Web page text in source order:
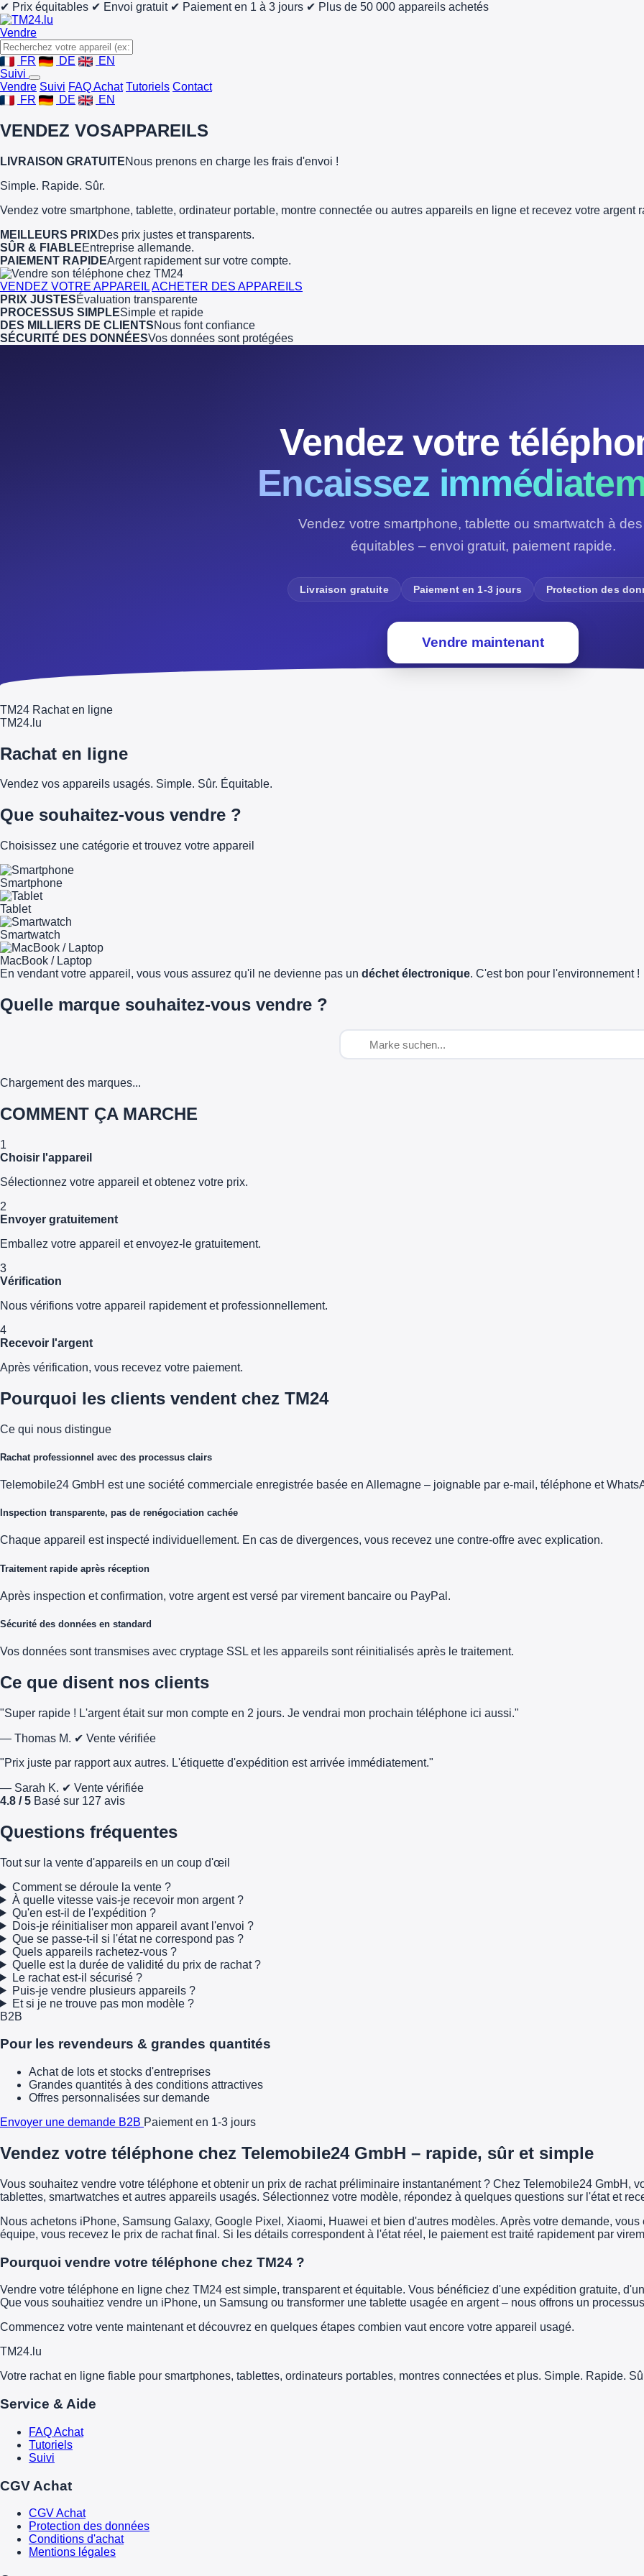
✔ Prix équitables ✔ Envoi gratuit ✔ Paiement en 1 à 3 jours ✔ Plus de 50 000 appareils achetés
Vendre
FR DE
EN
Suivi
Vendre Suivi FAQ Achat Tutoriels Contact
FR
DE EN
VENDEZ VOSAPPAREILS
LIVRAISON GRATUITENous prenons en charge les frais d'envoi !
Simple. Rapide. Sûr.
Vendez votre smartphone, tablette, ordinateur portable, montre connectée ou autres appareils en ligne et recevez votre argent
MEILLEURS PRIXDes prix justes et transparents.
SÛR & FIABLEEntreprise allemande.
PAIEMENT RAPIDEArgent rapidement sur votre compte.
VENDEZ VOTRE APPAREILACHETER DES APPAREILS
PRIX JUSTESÉvaluation transparente
PROCESSUS SIMPLESimple et rapide
DES MILLIERS DE CLIENTSNous font confiance
SÉCURITÉ DES DONNÉESVos données sont protégées
Vendez votre
Encaissez
Vendez votre smartphone, tablette ou smartwatch à
équitables – envoi gratuit, paiement rapide.
Livraison gratuite Paiement en 1-3 jours Protection des
Vendre maintenant
TM24 Rachat en ligne
TM24.lu
Rachat en ligne
Vendez vos appareils usagés. Simple. Sûr. Équitable.
Que souhaitez-vous vendre ?
Choisissez une catégorie et trouvez votre appareil
Smartphone
Tablet
Smartwatch
MacBook / Laptop
En vendant votre appareil, vous vous assurez qu'il ne devienne pas un déchet électronique. C'est bon pour l'environnement !
Quelle marque souhaitez-vous vendre ?
Chargement des marques...
COMMENT ÇA MARCHE
1
Choisir l'appareil
Sélectionnez votre appareil et obtenez votre prix.
2
Envoyer gratuitement
Emballez votre appareil et envoyez-le gratuitement.
3
Vérification
Nous vérifions votre appareil rapidement et professionnellement.
4
Recevoir l'argent
Après vérification, vous recevez votre paiement.
Pourquoi les clients vendent chez TM24
Ce qui nous distingue
Rachat professionnel avec des processus clairs
Telemobile24 GmbH est une société commerciale enregistrée basée en Allemagne – joignable par e-mail, téléphone et
Inspection transparente, pas de renégociation cachée
Chaque appareil est inspecté individuellement. En cas de divergences, vous recevez une contre-offre avec explication.
Traitement rapide après réception
Après inspection et confirmation, votre argent est versé par virement bancaire ou PayPal.
Sécurité des données en standard
Vos données sont transmises avec cryptage SSL et les appareils sont réinitialisés après le traitement.
Ce que disent nos clients
"Super rapide ! L'argent était sur mon compte en 2 jours. Je vendrai mon prochain téléphone ici aussi."
— Thomas M. ✔ Vente vérifiée
"Prix juste par rapport aux autres. L'étiquette d'expédition est arrivée immédiatement."
— Sarah K. ✔ Vente vérifiée
4.8 / 5 Basé sur 127 avis
Questions fréquentes
Tout sur la vente d'appareils en un coup d'œil
Comment se déroule la vente ?
À quelle vitesse vais-je recevoir mon argent ?
Qu'en est-il de l'expédition ?
Dois-je réinitialiser mon appareil avant l'envoi ?
Que se passe-t-il si l'état ne correspond pas ?
Quels appareils rachetez-vous ?
Quelle est la durée de validité du prix de rachat ?
Le rachat est-il sécurisé ?
Puis-je vendre plusieurs appareils ?
Et si je ne trouve pas mon modèle ?
B2B
Pour les revendeurs & grandes quantités
Achat de lots et stocks d'entreprises
Grandes quantités à des conditions attractives
Offres personnalisées sur demande
Envoyer une demande B2B Paiement en 1-3 jours
Vendez votre téléphone chez Telemobile24 GmbH – rapide, sûr et simple
Vous souhaitez vendre votre téléphone et obtenir un prix de rachat préliminaire instantanément ? Chez Telemobile24 GmbH,
tablettes, smartwatches et autres appareils usagés. Sélectionnez votre modèle, répondez à quelques questions sur l'état et
Nous achetons iPhone, Samsung Galaxy, Google Pixel, Xiaomi, Huawei et bien d'autres modèles. Après votre demande,
équipe, vous recevez le prix de rachat final. Si les détails correspondent à l'état réel, le paiement est traité rapidement par
Pourquoi vendre votre téléphone chez TM24 ?
Vendre votre téléphone en ligne chez TM24 est simple, transparent et équitable. Vous bénéficiez d'une expédition gratuite,
Que vous souhaitiez vendre un iPhone, un Samsung ou transformer une tablette usagée en argent – nous offrons un
Commencez votre vente maintenant et découvrez en quelques étapes combien vaut encore votre appareil usagé.
TM24.lu
Votre rachat en ligne fiable pour smartphones, tablettes, ordinateurs portables, montres connectées et plus. Simple. Rapide.
Service & Aide
FAQ Achat
Tutoriels
Suivi
CGV Achat
CGV Achat
Protection des données
Conditions d'achat
Mentions légales